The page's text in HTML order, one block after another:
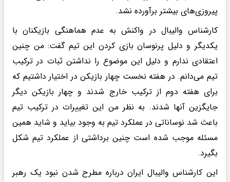
پیروزی‌های بیشتر برآورده نشد.
کارشناس والیبال در واکنش به عدم هماهنگی بازیکنان با
یکدیگر و دلیل پرنوسان بازی کردن این تیم گفت: من چنین
اعتقادی ندارم و دلیل این موضوع را نداشتن ثبات در ترکیب
تیم می‌دانم. در هفته نخست چهار بازیکن در اختیار داشتیم که
برای هفته دوم از ترکیب خارج شدند و چهار بازیکن دیگر
جایگزین آنها شدند. به نظر من این تغییرات در ترکیب تیم
باعث شد نوساناتی در عملکرد تیم به وجود بیاید و شاید همین
مسئله موجب شده است چنین برداشتی از عملکرد تیم شکل
بگیرد.
این کارشناس والیبال ایران درباره مطرح شدن نبود یک رهبر